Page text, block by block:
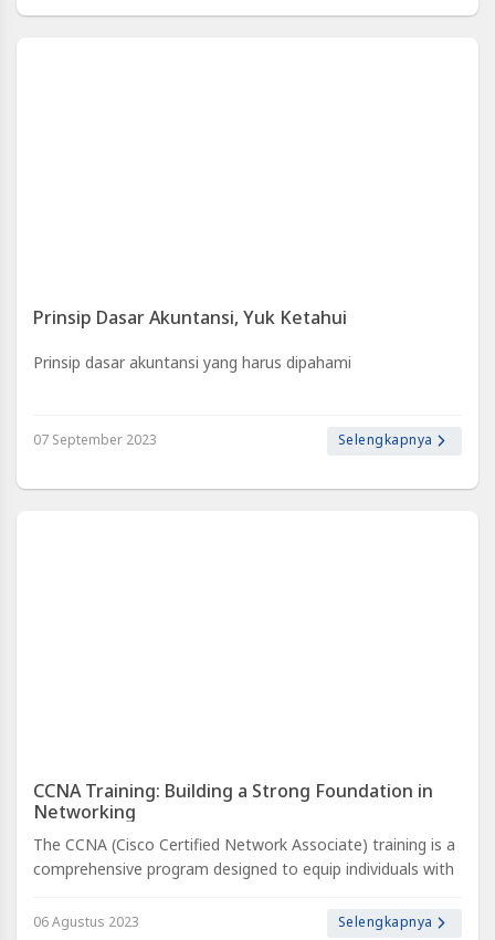
Prinsip Dasar Akuntansi, Yuk Ketahui
Prinsip dasar akuntansi yang harus dipahami
07 September 2023 Selengkapnya
CCNA Training: Building a Strong Foundation in
Networking
The CCNA (Cisco Certified Network Associate) training is a
comprehensive program designed to equip individuals with
manage, and troubl..
06 Agustus 2023 Selengkapnya